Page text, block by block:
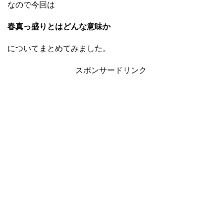
なので今回は
春真っ盛りとはどんな意味か
についてまとめてみました。
スポンサードリンク